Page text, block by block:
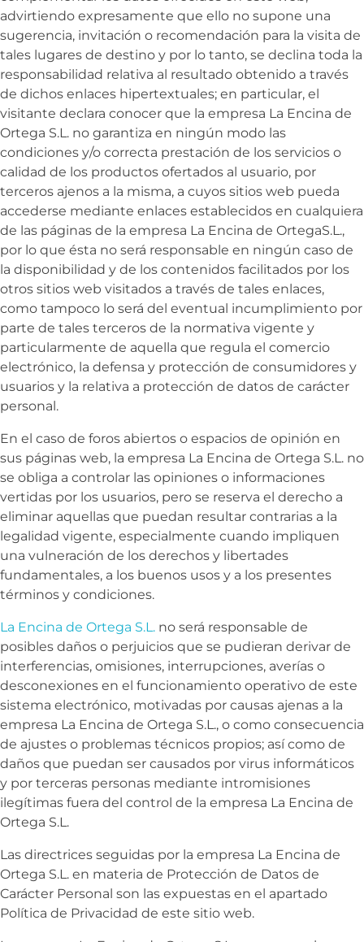
advirtiendo expresamente que ello no supone una
sugerencia, invitación o recomendación para la visita de
tales lugares de destino y por lo tanto, se declina toda la
responsabilidad relativa al resultado obtenido a través
de dichos enlaces hipertextuales; en particular, el
visitante declara conocer que la empresa La Encina de
Ortega S.L. no garantiza en ningún modo las
condiciones y/o correcta prestación de los servicios o
calidad de los productos ofertados al usuario, por
terceros ajenos a la misma, a cuyos sitios web pueda
accederse mediante enlaces establecidos en cualquiera
de las páginas de la empresa La Encina de OrtegaS.L.,
por lo que ésta no será responsable en ningún caso de
la disponibilidad y de los contenidos facilitados por los
otros sitios web visitados a través de tales enlaces,
como tampoco lo será del eventual incumplimiento por
parte de tales terceros de la normativa vigente y
particularmente de aquella que regula el comercio
electrónico, la defensa y protección de consumidores y
usuarios y la relativa a protección de datos de carácter
personal.
En el caso de foros abiertos o espacios de opinión en
sus páginas web, la empresa La Encina de Ortega S.L. no
se obliga a controlar las opiniones o informaciones
vertidas por los usuarios, pero se reserva el derecho a
eliminar aquellas que puedan resultar contrarias a la
legalidad vigente, especialmente cuando impliquen
una vulneración de los derechos y libertades
fundamentales, a los buenos usos y a los presentes
términos y condiciones.
La Encina de Ortega S.L. no será responsable de
posibles daños o perjuicios que se pudieran derivar de
interferencias, omisiones, interrupciones, averías o
desconexiones en el funcionamiento operativo de este
sistema electrónico, motivadas por causas ajenas a la
empresa La Encina de Ortega S.L., o como consecuencia
de ajustes o problemas técnicos propios; así como de
daños que puedan ser causados por virus informáticos
y por terceras personas mediante intromisiones
ilegítimas fuera del control de la empresa La Encina de
Ortega S.L.
Las directrices seguidas por la empresa La Encina de
Ortega S.L. en materia de Protección de Datos de
Carácter Personal son las expuestas en el apartado
Política de Privacidad de este sitio web.